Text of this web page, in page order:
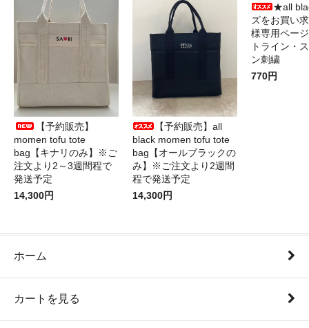
【予約販売】
momen tofu tote
bag【キナリのみ】※ご
注文より2～3週間程で
発送予定
14,300円
【予約販売】all
black momen tofu tote
bag【オールブラックの
み】※ご注文より2週間
程で発送予定
14,300円
★all
ズをお買い
様専用ペー
トライン・
ン刺繍
770円
ホーム
カートを見る